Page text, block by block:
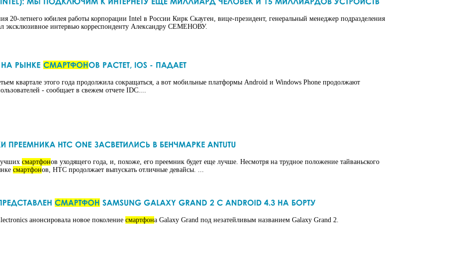
20-летнего юбилея работы корпорации Intel в России Кирк Скауген, вице-президент, генеральный менеджер подразделения
эксклюзивное интервью корреспонденту Александру СЕМЕНОВУ.
квартале этого года продолжила сокращаться, а вот мобильные платформы Android и Windows Phone продолжают
- сообщает в свежем отчете IDC....
смартфонов уходящего года, и, похоже, его преемник будет еще лучше. Несмотря на трудное положение тайваньского
смартфонов, HTC продолжает выпускать отличные девайсы. ...
анонсировала новое поколение смартфона Galaxy Grand под незатейливым названием Galaxy Grand 2.